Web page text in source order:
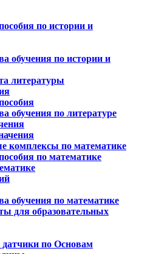
по истории и
обучения по истории и
литературы
обучения по литературе
комплексы по математике
по математике
обучения по математике
для образовательных
по Основам